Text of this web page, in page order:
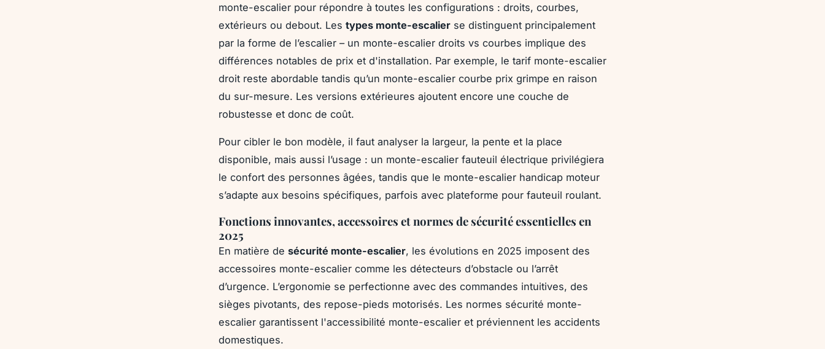
monte-escalier pour répondre à toutes les configurations : droits, courbes,
extérieurs ou debout. Les types monte-escalier se distinguent principalement
par la forme de l’escalier – un monte-escalier droits vs courbes implique des
différences notables de prix et d'installation. Par exemple, le tarif monte-escalier
droit reste abordable tandis qu’un monte-escalier courbe prix grimpe en raison
du sur-mesure. Les versions extérieures ajoutent encore une couche de
robustesse et donc de coût.
Pour cibler le bon modèle, il faut analyser la largeur, la pente et la place
disponible, mais aussi l’usage : un monte-escalier fauteuil électrique privilégiera
le confort des personnes âgées, tandis que le monte-escalier handicap moteur
s’adapte aux besoins spécifiques, parfois avec plateforme pour fauteuil roulant.
Fonctions innovantes, accessoires et normes de sécurité essentielles en
2025
En matière de sécurité monte-escalier, les évolutions en 2025 imposent des
accessoires monte-escalier comme les détecteurs d’obstacle ou l’arrêt
d’urgence. L’ergonomie se perfectionne avec des commandes intuitives, des
sièges pivotants, des repose-pieds motorisés. Les normes sécurité monte-
escalier garantissent l'accessibilité monte-escalier et préviennent les accidents
domestiques.